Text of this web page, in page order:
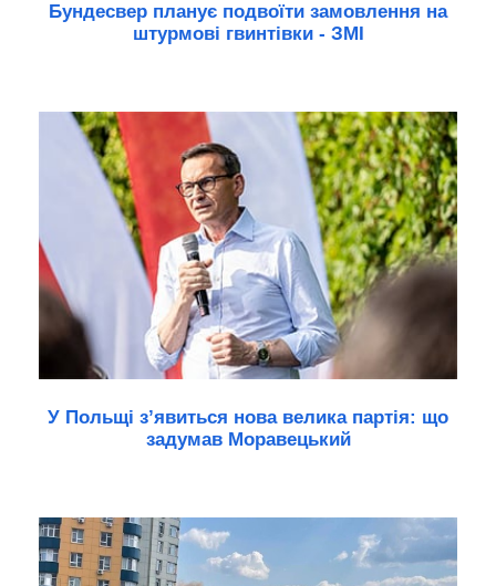
Бундесвер планує подвоїти замовлення на
штурмові гвинтівки - ЗМІ
У Польщі з’явиться нова велика партія: що
задумав Моравецький